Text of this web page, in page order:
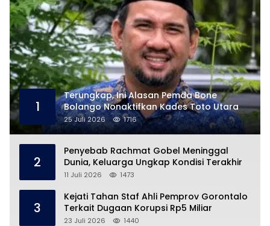
1
Terungkap, Ini Alasan Pemda Bone
Bolango Nonaktifkan Kades Toto Utara
25 Juli 2026 1716
2
Penyebab Rachmat Gobel Meninggal
Dunia, Keluarga Ungkap Kondisi Terakhir
11 Juli 2026 1473
3
Kejati Tahan Staf Ahli Pemprov Gorontalo
Terkait Dugaan Korupsi Rp5 Miliar
23 Juli 2026 1440